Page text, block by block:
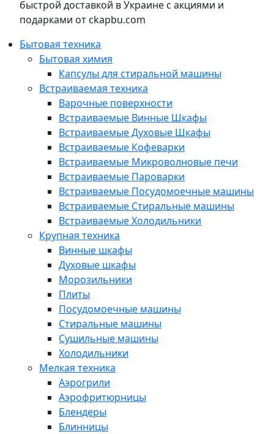
быстрой доставкой в Украине с акциями и
подарками от ckapbu.com
Бытовая техника
Бытовая химия
Капсулы для стиральной машины
Встраиваемая техника
Варочные поверхности
Встраиваемые Винные Шкафы
Встраиваемые Духовые Шкафы
Встраиваемые Кофеварки
Встраиваемые Микроволновые печи
Встраиваемые Пароварки
Встраиваемые Посудомоечные машины
Встраиваемые Стиральные машины
Встраиваемые Холодильники
Крупная техника
Винные шкафы
Духовые шкафы
Морозильники
Плиты
Посудомоечные машины
Стиральные машины
Сушильные машины
Холодильники
Мелкая техника
Аэрогрили
Аэрофритюрницы
Блендеры
Блинницы